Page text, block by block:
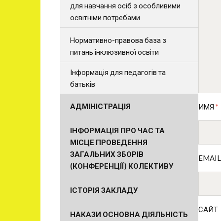
ИМЯ *
САЙТ
для навчання осіб з особливими
освітніми потребами
Нормативно-правова база з
питань інклюзивної освіти
Інформація для педагогів та
батьків
АДМІНІСТРАЦІЯ
ІНФОРМАЦІЯ ПРО ЧАС ТА
МІСЦЕ ПРОВЕДЕННЯ
ЗАГАЛЬНИХ ЗБОРІВ
(КОНФЕРЕНЦІЇ) КОЛЕКТИВУ
ІСТОРІЯ ЗАКЛАДУ
НАКАЗИ ОСНОВНА ДІЯЛЬНІСТЬ